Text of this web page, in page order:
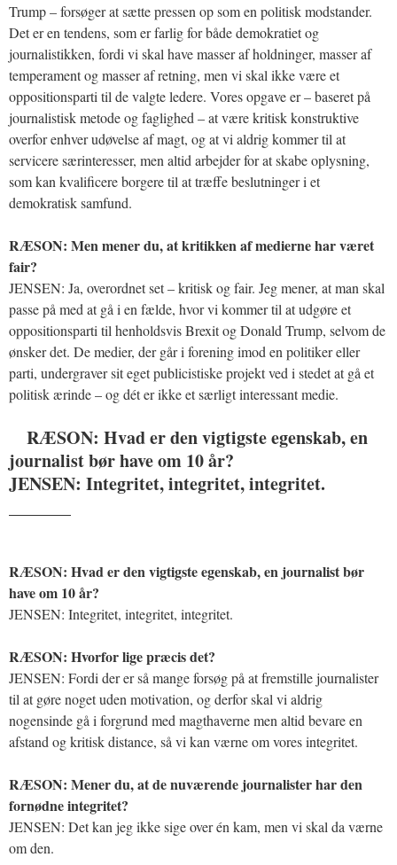
Trump – forsøger at sætte pressen op som en politisk modstander.
Det er en tendens, som er farlig for både demokratiet og
journalistikken, fordi vi skal have masser af holdninger, masser af
temperament og masser af retning, men vi skal ikke være et
oppositionsparti til de valgte ledere. Vores opgave er – baseret på
journalistisk metode og faglighed – at være kritisk konstruktive
overfor enhver udøvelse af magt, og at vi aldrig kommer til at
servicere særinteresser, men altid arbejder for at skabe oplysning,
som kan kvalificere borgere til at træffe beslutninger i et
demokratisk samfund.
RÆSON: Men mener du, at kritikken af medierne har været
fair?
JENSEN: Ja, overordnet set – kritisk og fair. Jeg mener, at man skal
passe på med at gå i en fælde, hvor vi kommer til at udgøre et
oppositionsparti til henholdsvis Brexit og Donald Trump, selvom de
ønsker det. De medier, der går i forening imod en politiker eller
parti, undergraver sit eget publicistiske projekt ved i stedet at gå et
politisk ærinde – og dét er ikke et særligt interessant medie.
RÆSON: Hvad er den vigtigste egenskab, en
journalist bør have om 10 år?
JENSEN: Integritet, integritet, integritet.
RÆSON: Hvad er den vigtigste egenskab, en journalist bør
have om 10 år?
JENSEN: Integritet, integritet, integritet.
RÆSON: Hvorfor lige præcis det?
JENSEN: Fordi der er så mange forsøg på at fremstille journalister
til at gøre noget uden motivation, og derfor skal vi aldrig
nogensinde gå i forgrund med magthaverne men altid bevare en
afstand og kritisk distance, så vi kan værne om vores integritet.
RÆSON: Mener du, at de nuværende journalister har den
fornødne integritet?
JENSEN: Det kan jeg ikke sige over én kam, men vi skal da værne
om den.